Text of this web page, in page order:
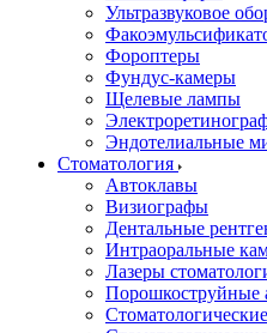
Ультразвуковое
Фороптеры
Фундус-камеры
Щелевые лампы
Эндотелиальные
Стоматология
Автоклавы
Визиографы
Дентальные
Интраоральные
Лазеры
Порошкоструйные